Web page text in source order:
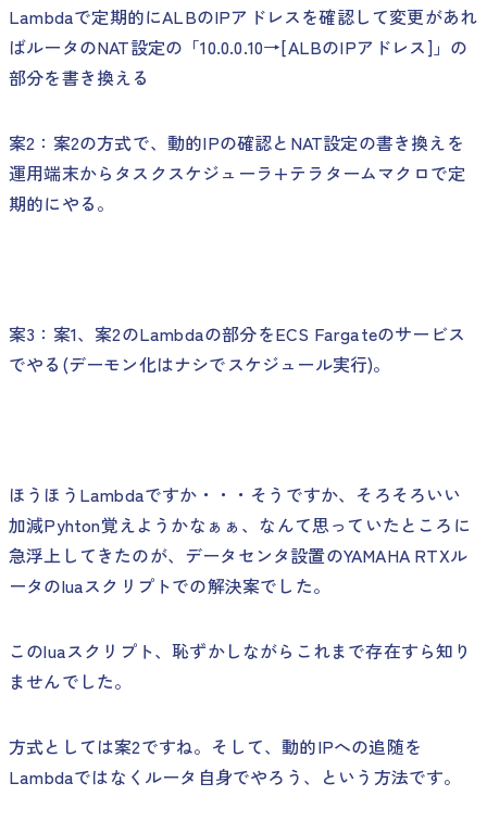
Lambdaで定期的にALBのIPアドレスを確認して変更があれ
ばルータのNAT設定の「10.0.0.10→[ALBのIPアドレス]」の
部分を書き換える
案2：案2の方式で、動的IPの確認とNAT設定の書き換えを
運用端末からタスクスケジューラ+テラタームマクロで定
期的にやる。
案3：案1、案2のLambdaの部分をECS Fargateのサービス
でやる(デーモン化はナシでスケジュール実行)。
ほうほうLambdaですか・・・そうですか、そろそろいい
加減Pyhton覚えようかなぁぁ、なんて思っていたところに
急浮上してきたのが、データセンタ設置のYAMAHA RTXル
ータのluaスクリプトでの解決案でした。
このluaスクリプト、恥ずかしながらこれまで存在すら知り
ませんでした。
方式としては案2ですね。そして、動的IPへの追随を
Lambdaではなくルータ自身でやろう、という方法です。